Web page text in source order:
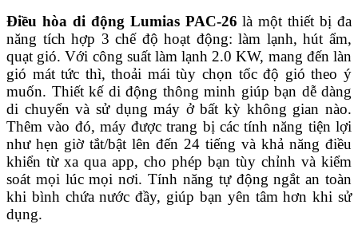
Điều hòa di động Lumias PAC-26 là một thiết bị đa
năng tích hợp 3 chế độ hoạt động: làm lạnh, hút ẩm,
quạt gió. Với công suất làm lạnh 2.0 KW, mang đến làn
gió mát tức thì, thoải mái tùy chọn tốc độ gió theo ý
muốn. Thiết kế di động thông minh giúp bạn dễ dàng
di chuyển và sử dụng máy ở bất kỳ không gian nào.
Thêm vào đó, máy được trang bị các tính năng tiện lợi
như hẹn giờ tắt/bật lên đến 24 tiếng và khả năng điều
khiển từ xa qua app, cho phép bạn tùy chỉnh và kiểm
soát mọi lúc mọi nơi. Tính năng tự động ngắt an toàn
khi bình chứa nước đầy, giúp bạn yên tâm hơn khi sử
dụng.